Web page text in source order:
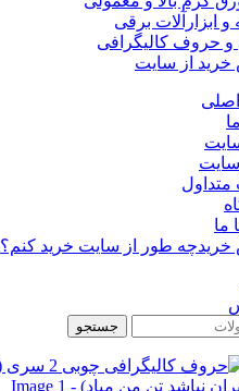
و ابزارآلات برقی
و حروف کالیگرافی
خرید از سایت
سایت
متداول
ما
خریدچه طور از سایت خرید کنم؟
جستجو